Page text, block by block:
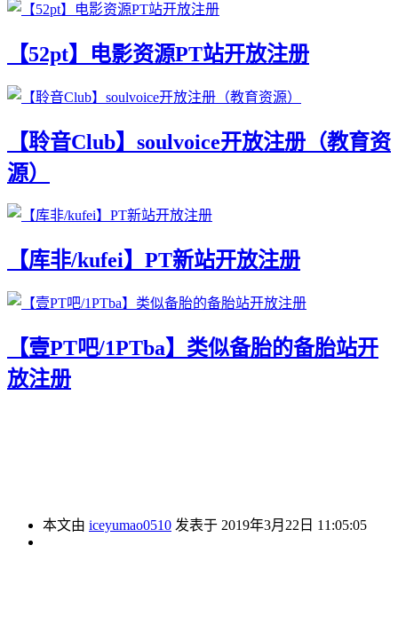
【52pt】电影资源PT站开放注册
【聆音Club】soulvoice开放注册（教育资
源）
【库非/kufei】PT新站开放注册
【壹PT吧/1PTba】类似备胎的备胎站开
放注册
本文由 iceyumao0510 发表于 2019年3月22日 11:05:05